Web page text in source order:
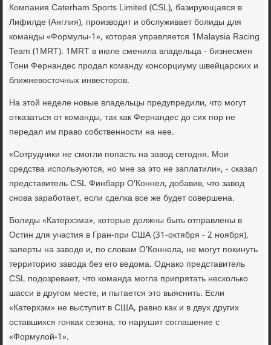
Компания Caterham Sports Limited (CSL), базирующаяся в
Лифилде (Англия), производит и обслуживает болиды для
команды «Формулы-1», которая управляется 1Malaysia Racing
Team (1MRT). 1MRT в июле сменила владельца - бизнесмен
Тони Фернандес продал команду консорциуму швейцарских и
ближневосточных инвесторов.
На этой неделе новые владельцы предупредили, что могут
отказаться от команды, так как Фернандес до сих пор не
передал им право собственности на нее.
«Сотрудники не смогли попасть на завод сегодня. Мои
средства используются, но мне за это не заплатили», - сказал
представитель CSL Финбарр О'Коннел, добавив, что завод
снова заработает, если сделка все же будет совершена.
Болиды «Катерхэма», которые должны быть отправлены в
Остин для участия в Гран-при США (31-октября - 2 ноября),
заперты на заводе и, по словам О'Коннела, не могут покинуть
территорию завода без его ведома. Однако представитель
CSL подозревает, что команда могла припрятать несколько
шасси в другом месте, и пытается это выяснить. Если
«Катерхэм» не выступит в США, равно как и в двух других
оставшихся гонках сезона, то нарушит соглашение с
«Формулой-1».